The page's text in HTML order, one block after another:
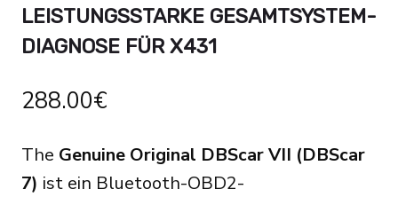
LEISTUNGSSTARKE GESAMTSYSTEM-
DIAGNOSE FÜR X431
288.00€
The Genuine Original DBScar VII (DBScar
7) ist ein Bluetooth-OBD2-